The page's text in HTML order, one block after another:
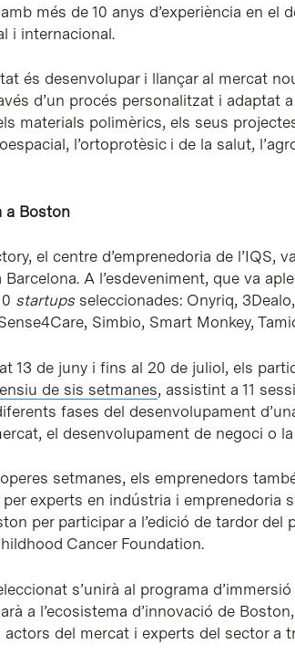
més de 10 anys d’experiència en
i internacional.
és desenvolupar i llançar al mercat
d’un procés personalitzat i adaptat
materials polimèrics, els seus
l’ortoprotèsic i de la salut,
a Boston
el centre d’emprenedoria de l’IQS,
Barcelona. A l’esdeveniment, que va
startups seleccionades: Onyriq,
Simbio, Smart Monkey,
13 de juny i fins al 20 de juliol, els
de sis setmanes, assistint a 11
fases del desenvolupament
el desenvolupament de negoci o
setmanes, els emprenedors
experts en indústria i emprenedoria
per participar a l’edició de tardor del
Cancer Foundation.
s’unirà al programa
a l’ecosistema d’innovació de
actors del mercat i experts del sector a